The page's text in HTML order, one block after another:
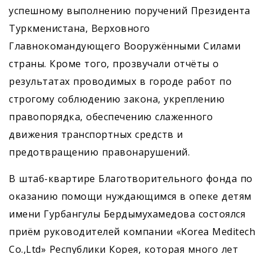
успешному выполнению поручений Президента
Туркменистана, Верховного
Главнокомандующего Вооружёнными Силами
страны. Кроме того, прозвучали отчёты о
результатах проводимых в городе работ по
строгому соблюдению закона, укреплению
правопорядка, обеспечению слаженного
движения транспортных средств и
предотвращению правонарушений.
В штаб-квартире Благотворительного фонда по
оказанию помощи нуждающимся в опеке детям
имени Гурбангулы Бердымухамедова состоялся
приём руководителей компании «Korea Meditech
Co.,Ltd» Республики Корея, которая много лет